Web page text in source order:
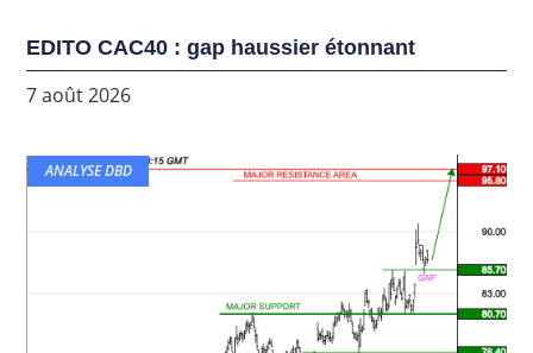
EDITO CAC40 : gap haussier étonnant
7 août 2026
ANALYSE DBD